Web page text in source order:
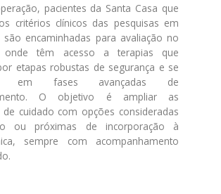
pacientes da Santa Casa que
critérios clínicos das pesquisas em
são encaminhadas para avaliação no
onde têm acesso a terapias que
etapas robustas de segurança e se
em fases avançadas de
O objetivo é ampliar as
de cuidado com opções consideradas
ou próximas de incorporação à
sempre com acompanhamento